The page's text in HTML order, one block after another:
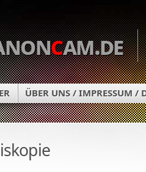
cam.de
ÜBER UNS / IMPRESSUM /